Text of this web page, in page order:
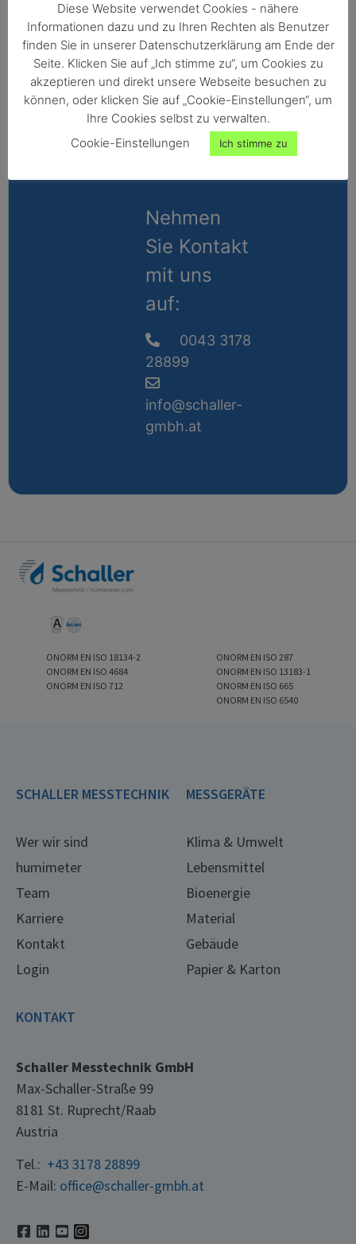
Kalibrierung,
Zubehör oder
Technik
haben, wir
helfen gerne
persönlich
weiter!“
Nehmen
Sie Kontakt
mit uns
auf:
0043 3178
28899
info@schaller-
gmbh.at
Lifetime
Support
10 Jahre
Reparatur-
ONORM EN ISO 18134-2
ONORM EN ISO 4684
ONORM EN ISO 712
ONORM EN ISO 287
ONORM EN ISO 13183-1
ONORM EN ISO 665
ONORM EN ISO 6540
SCHALLER MESSTECHNIK
Wer wir sind
humimeter
Team
Karriere
Kontakt
Login
MESSGERÄTE
Klima & Umwelt
Lebensmittel
Bioenergie
Material
Gebäude
Papier & Karton
KONTAKT
Schaller Messtechnik GmbH
Max-Schaller-Straße 99
8181 St. Ruprecht/Raab
Austria
Tel.: +43 3178 28899
E-Mail: office@schaller-gmbh.at
Diese Website verwendet Cookies - nähere
Informationen dazu und zu Ihren Rechten als Benutzer
finden Sie in unserer Datenschutzerklärung am Ende der
Seite. Klicken Sie auf „Ich stimme zu“, um Cookies zu
akzeptieren und direkt unsere Webseite besuchen zu
können, oder klicken Sie auf „Cookie-Einstellungen“, um
Ihre Cookies selbst zu verwalten.
Cookie-Einstellungen
Ich stimme zu